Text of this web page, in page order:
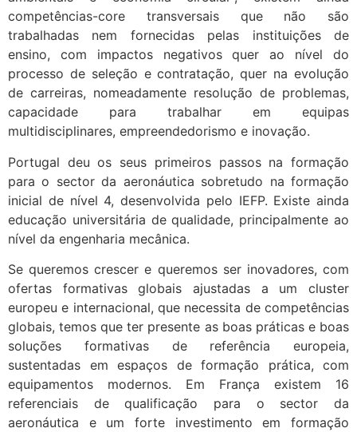
competências-core transversais que não são
trabalhadas nem fornecidas pelas instituições de
ensino, com impactos negativos quer ao nível do
processo de seleção e contratação, quer na evolução
de carreiras, nomeadamente resolução de problemas,
capacidade para trabalhar em equipas
multidisciplinares, empreendedorismo e inovação.
Portugal deu os seus primeiros passos na formação
para o sector da aeronáutica sobretudo na formação
inicial de nível 4, desenvolvida pelo IEFP. Existe ainda
educação universitária de qualidade, principalmente ao
nível da engenharia mecânica.
Se queremos crescer e queremos ser inovadores, com
ofertas formativas globais ajustadas a um cluster
europeu e internacional, que necessita de competências
globais, temos que ter presente as boas práticas e boas
soluções formativas de referência europeia,
sustentadas em espaços de formação prática, com
equipamentos modernos. Em França existem 16
referenciais de qualificação para o sector da
aeronáutica e um forte investimento em formação